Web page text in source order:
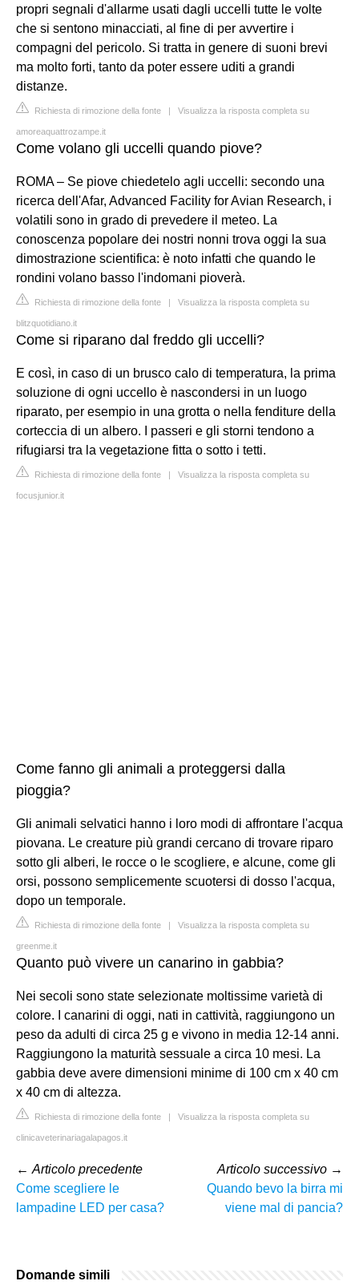
propri segnali d'allarme usati dagli uccelli tutte le volte
che si sentono minacciati, al fine di per avvertire i
compagni del pericolo. Si tratta in genere di suoni brevi
ma molto forti, tanto da poter essere uditi a grandi
distanze.
Richiesta di rimozione della fonte | Visualizza la risposta completa su
amoreaquattrozampe.it
Come volano gli uccelli quando piove?
ROMA – Se piove chiedetelo agli uccelli: secondo una
ricerca dell'Afar, Advanced Facility for Avian Research, i
volatili sono in grado di prevedere il meteo. La
conoscenza popolare dei nostri nonni trova oggi la sua
dimostrazione scientifica: è noto infatti che quando le
rondini volano basso l'indomani pioverà.
Richiesta di rimozione della fonte | Visualizza la risposta completa su
blitzquotidiano.it
Come si riparano dal freddo gli uccelli?
E così, in caso di un brusco calo di temperatura, la prima
soluzione di ogni uccello è nascondersi in un luogo
riparato, per esempio in una grotta o nella fenditure della
corteccia di un albero. I passeri e gli storni tendono a
rifugiarsi tra la vegetazione fitta o sotto i tetti.
Richiesta di rimozione della fonte | Visualizza la risposta completa su
focusjunior.it
Come fanno gli animali a proteggersi dalla
pioggia?
Gli animali selvatici hanno i loro modi di affrontare l'acqua
piovana. Le creature più grandi cercano di trovare riparo
sotto gli alberi, le rocce o le scogliere, e alcune, come gli
orsi, possono semplicemente scuotersi di dosso l'acqua,
dopo un temporale.
Richiesta di rimozione della fonte | Visualizza la risposta completa su
greenme.it
Quanto può vivere un canarino in gabbia?
Nei secoli sono state selezionate moltissime varietà di
colore. I canarini di oggi, nati in cattività, raggiungono un
peso da adulti di circa 25 g e vivono in media 12-14 anni.
Raggiungono la maturità sessuale a circa 10 mesi. La
gabbia deve avere dimensioni minime di 100 cm x 40 cm
x 40 cm di altezza.
Richiesta di rimozione della fonte | Visualizza la risposta completa su
clinicaveterinariagalapagos.it
← Articolo precedente
Come scegliere le
lampadine LED per casa?
Articolo successivo →
Quando bevo la birra mi
viene mal di pancia?
Domande simili